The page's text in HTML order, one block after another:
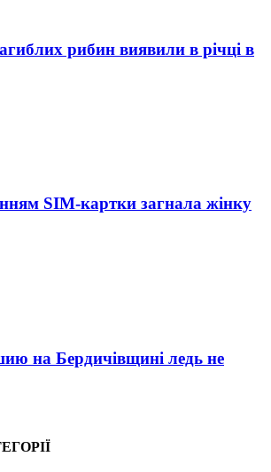
рибин виявили в річці в
SIM-картки загнала жінку
на Бердичівщині ледь не